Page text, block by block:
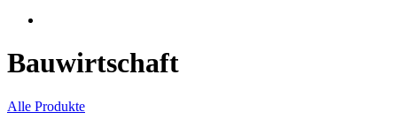
Bauwirtschaft
Alle Produkte